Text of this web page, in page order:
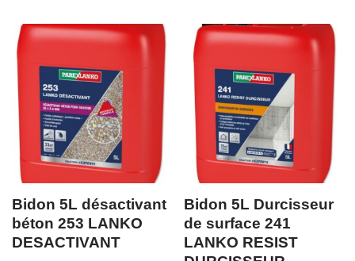
Bidon 5L désactivant
béton 253 LANKO
DESACTIVANT
Bidon 5L Durcisseur
de surface 241
LANKO RESIST